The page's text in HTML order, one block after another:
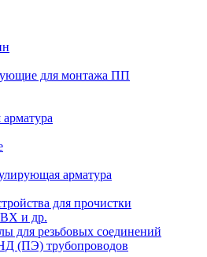
для монтажа ПП
арматура
для прочистки
и др.
для резьбовых соединений
(ПЭ) трубопроводов